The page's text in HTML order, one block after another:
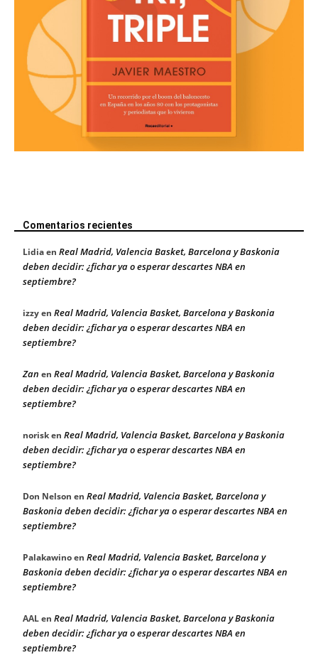
Comentarios recientes
Lidiaen Real Madrid, Valencia Basket, Barcelona y Baskonia
deben decidir: ¿fichar ya o esperar descartes NBA en
septiembre?
izzyen Real Madrid, Valencia Basket, Barcelona y Baskonia
deben decidir: ¿fichar ya o esperar descartes NBA en
septiembre?
Zan en Real Madrid, Valencia Basket, Barcelona y Baskonia
deben decidir: ¿fichar ya o esperar descartes NBA en
septiembre?
norisken Real Madrid, Valencia Basket, Barcelona y Baskonia
deben decidir: ¿fichar ya o esperar descartes NBA en
septiembre?
Don Nelson en Real Madrid, Valencia Basket, Barcelona y
Baskonia deben decidir: ¿fichar ya o esperar descartes NBA en
septiembre?
Palakawinoen Real Madrid, Valencia Basket, Barcelona y
Baskonia deben decidir: ¿fichar ya o esperar descartes NBA en
septiembre?
AALen Real Madrid, Valencia Basket, Barcelona y Baskonia
deben decidir: ¿fichar ya o esperar descartes NBA en
septiembre?